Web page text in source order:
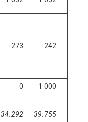
-273 -242
0 1.000
34.292 39.755